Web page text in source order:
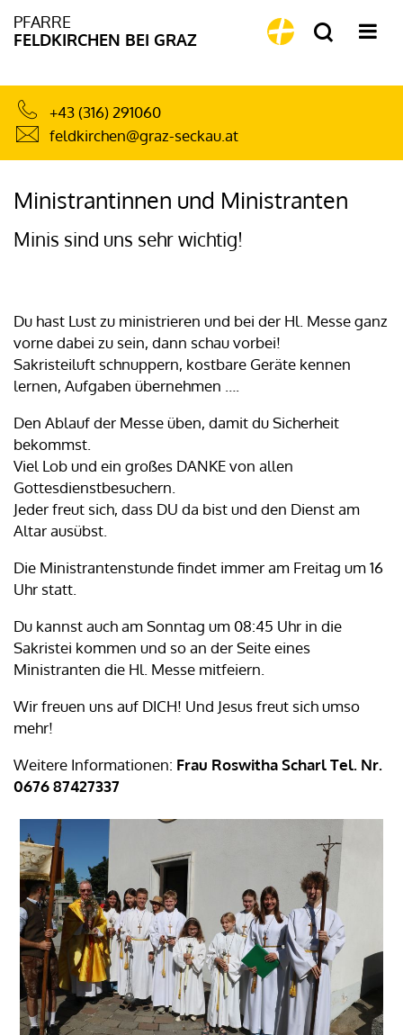
PFARRE
FELDKIRCHEN BEI GRAZ
+43 (316) 291060
feldkirchen@graz-seckau.at
Ministrantinnen und Ministranten
Minis sind uns sehr wichtig!
Du hast Lust zu ministrieren und bei der Hl. Messe ganz
vorne dabei zu sein, dann schau vorbei!
Sakristeiluft schnuppern, kostbare Geräte kennen
lernen, Aufgaben übernehmen ….
Den Ablauf der Messe üben, damit du Sicherheit
bekommst.
Viel Lob und ein großes DANKE von allen
Gottesdienstbesuchern.
Jeder freut sich, dass DU da bist und den Dienst am
Altar ausübst.
Die Ministrantenstunde findet immer am Freitag um 16
Uhr statt.
Du kannst auch am Sonntag um 08:45 Uhr in die
Sakristei kommen und so an der Seite eines
Ministranten die Hl. Messe mitfeiern.
Wir freuen uns auf DICH! Und Jesus freut sich umso
mehr!
Weitere Informationen: Frau Roswitha Scharl Tel. Nr.
0676 87427337